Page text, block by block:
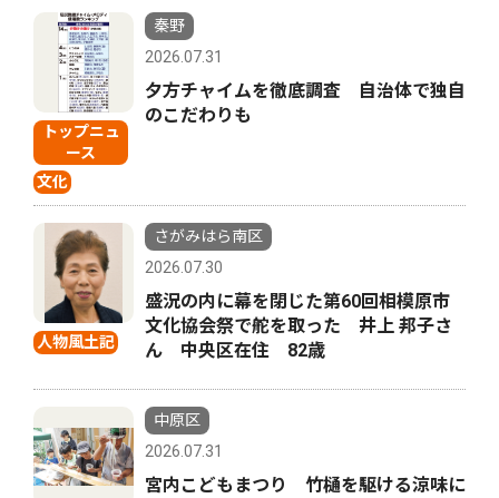
トップニュ
ース
文化
秦野
2026.07.31
夕方チャイムを徹底調査 自治体で独自
のこだわりも
人物風土記
さがみはら南区
2026.07.30
盛況の内に幕を閉じた第60回相模原市
文化協会祭で舵を取った 井上 邦子さ
ん 中央区在住 82歳
中原区
2026.07.31
宮内こどもまつり 竹樋を駆ける涼味に